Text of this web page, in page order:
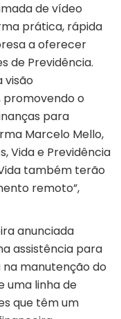
de vídeo
prática, rápida
a oferecer
de Previdência.
visão
promovendo o
para
Marcelo Mello,
Vida e Previdência
também terão
remoto”,
anunciada
assistência para
manutenção do
uma linha de
que têm um